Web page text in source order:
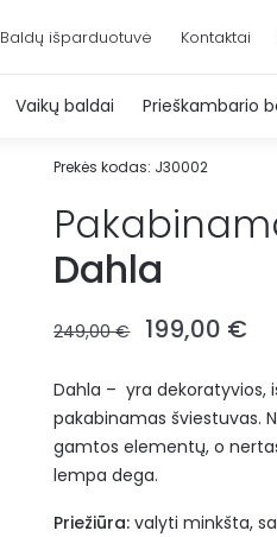
Baldų išparduotuvė Kontaktai
Vaikų baldai Prieškambario
Prekės kodas: J30002
Dahla
249,00€
Original
was:
249,00 €.
199,00 €
is:
Dahla – yra dekoratyvios,
pakabinamas šviestuvas.
gamtos elementų, o
lempa dega.
Priežiūra: valyti minkšta,